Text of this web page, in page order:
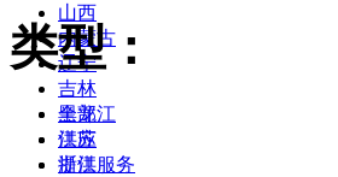
山西
内蒙古
辽宁
吉林
黑龙江
江苏
浙江
类型：
全部
供应
提供服务